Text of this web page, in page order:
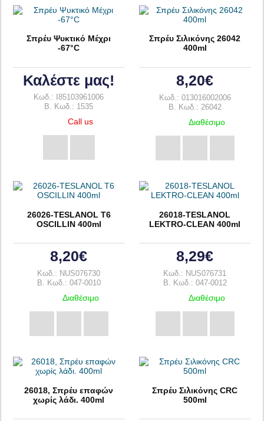
Σπρέυ Ψυκτικό Μέχρι
-67°C
Καλέστε μας!
Κωδ.: I85103961006
B. Κωδ.: 1535
Call us
Σπρέυ Σιλικόνης 26042
400ml
8,20€
Κωδ.: 013016002006
B. Κωδ.: 26042
Διαθέσιμο
26026-TESLANOL T6
OSCILLIN 400ml
8,20€
Κωδ.: NUS076730
B. Κωδ.: 047-0010
Διαθέσιμο
26018-TESLANOL
LEKTRO-CLEAN 400ml
8,29€
Κωδ.: NUS076731
B. Κωδ.: 047-0012
Διαθέσιμο
26018, Σπρέυ επαφών
χωρίς λάδι. 400ml
Σπρέυ Σιλικόνης CRC
500ml